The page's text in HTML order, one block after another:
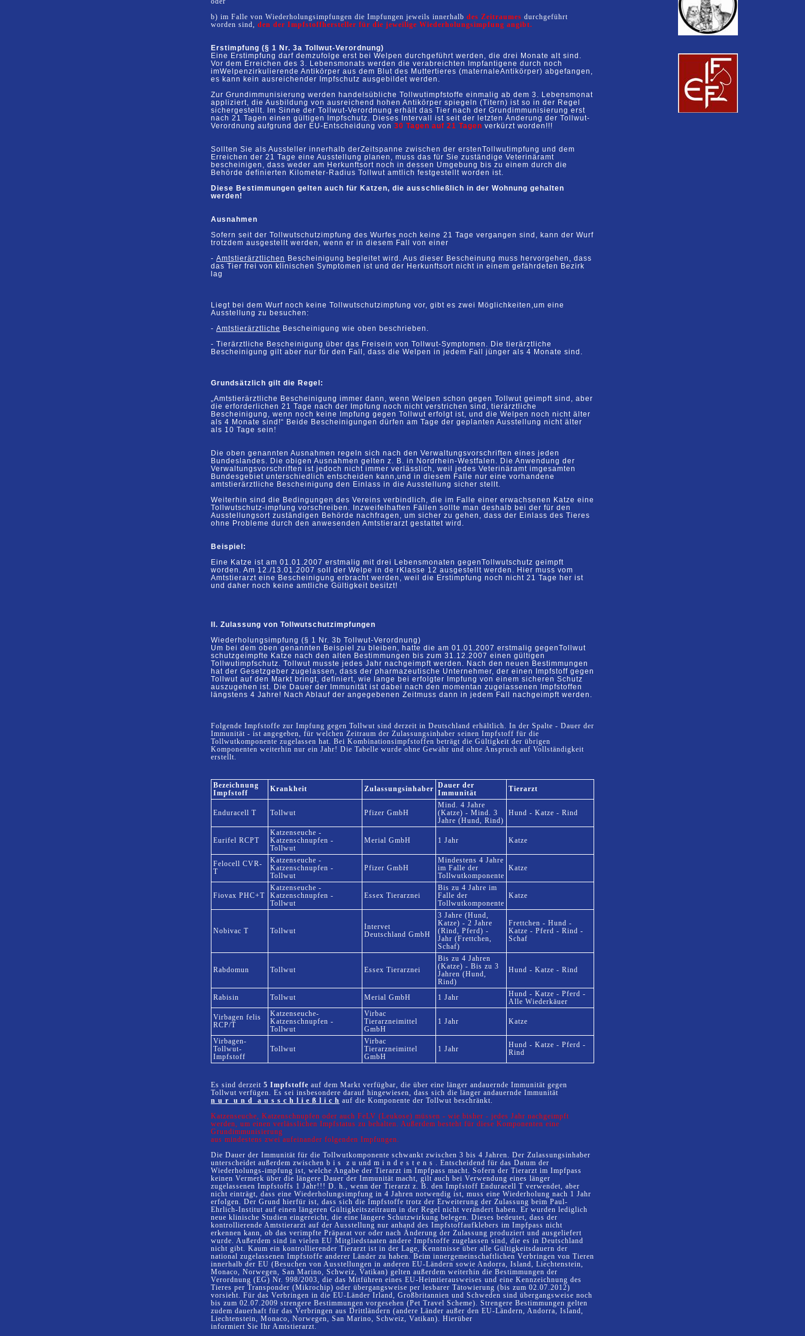
b) im Falle von Wiederholungsimpfungen die Impfungen jeweils innerhalb des Zeitraumes durchgeführt
worden sind, den der Impfstoffhersteller für die jeweilige Wiederholungsimpfung angibt.
Erstimpfung (§ 1 Nr. 3a Tollwut-Verordnung)
Eine Erstimpfung darf demzufolge erst bei Welpen durchgeführt werden, die drei Monate alt sind.
Vor dem Erreichen des 3. Lebensmonats werden die verabreichten Impfantigene durch noch
imWelpenzirkulierende Antikörper aus dem Blut des Muttertieres (maternaleAntikörper) abgefangen,
es kann kein ausreichender Impfschutz ausgebildet werden.
Zur Grundimmunisierung werden handelsübliche Tollwutimpfstoffe einmalig ab dem 3. Lebensmonat
appliziert, die Ausbildung von ausreichend hohen Antikörper spiegeln (Titern) ist so in der Regel
sichergestellt. Im Sinne der Tollwut-Verordnung erhält das Tier nach der Grundimmunisierung erst
nach 21 Tagen einen gültigen Impfschutz. Dieses Intervall ist seit der letzten Änderung der Tollwut-
Verordnung aufgrund der EU-Entscheidung von 30 Tagen auf 21 Tagen verkürzt worden!!!
Sollten Sie als Aussteller innerhalb derZeitspanne zwischen der erstenTollwutimpfung und dem
Erreichen der 21 Tage eine Ausstellung planen, muss das für Sie zuständige Veterinäramt
bescheinigen, dass weder am Herkunftsort noch in dessen Umgebung bis zu einem durch die
Behörde definierten Kilometer-Radius Tollwut amtlich festgestellt worden ist.
Diese Bestimmungen gelten auch für Katzen, die ausschließlich in der Wohnung gehalten
werden!
Ausnahmen
Sofern seit der Tollwutschutzimpfung des Wurfes noch keine 21 Tage vergangen sind, kann der Wurf
trotzdem ausgestellt werden, wenn er in diesem Fall von einer
- Amtstierärztlichen Bescheinigung begleitet wird. Aus dieser Bescheinung muss hervorgehen, dass
das Tier frei von klinischen Symptomen ist und der Herkunftsort nicht in einem gefährdeten Bezirk
lag
Liegt bei dem Wurf noch keine Tollwutschutzimpfung vor, gibt es zwei Möglichkeiten,um eine
Ausstellung zu besuchen:
- Amtstierärztliche Bescheinigung wie oben beschrieben.
- Tierärztliche Bescheinigung über das Freisein von Tollwut-Symptomen. Die tierärztliche
Bescheinigung gilt aber nur für den Fall, dass die Welpen in jedem Fall jünger als 4 Monate sind.
Grundsätzlich gilt die Regel:
„Amtstierärztliche Bescheinigung immer dann, wenn Welpen schon gegen Tollwut geimpft sind, aber
die erforderlichen 21 Tage nach der Impfung noch nicht verstrichen sind, tierärztliche
Bescheinigung, wenn noch keine Impfung gegen Tollwut erfolgt ist, und die Welpen noch nicht älter
als 4 Monate sind!“ Beide Bescheinigungen dürfen am Tage der geplanten Ausstellung nicht älter
als 10 Tage sein !
Die oben genannten Ausnahmen regeln sich nach den Verwaltungsvorschriften eines jeden
Bundeslandes. Die obigen Ausnahmen gelten z. B. in Nordrhein-Westfalen. Die Anwendung der
Verwaltungsvorschriften ist jedoch nicht immer verlässlich, weil jedes Veterinäramt imgesamten
Bundesgebiet unterschiedlich entscheiden kann,und in diesem Falle nur eine vorhandene
amtstierärztliche Bescheinigung den Einlass in die Ausstellung sicher stellt.
Weiterhin sind die Bedingungen des Vereins verbindlich, die im Falle einer erwachsenen Katze eine
Tollwutschutz-impfung vorschreiben. Inzweifelhaften Fällen sollte man deshalb bei der für den
Ausstellungsort zuständigen Behörde nachfragen, um sicher zu gehen, dass der Einlass des Tieres
ohne Probleme durch den anwesenden Amtstierarzt gestattet wird.
Beispiel:
Eine Katze ist am 01.01.2007 erstmalig mit drei Lebensmonaten gegenTollwutschutz geimpft
worden. Am 12./13.01.2007 soll der Welpe in de rKlasse 12 ausgestellt werden. Hier muss vom
Amtstierarzt eine Bescheinigung erbracht werden, weil die Erstimpfung noch nicht 21 Tage her ist
und daher noch keine amtliche Gültigkeit besitzt!
II. Zulassung von Tollwutschutzimpfungen
Wiederholungsimpfung (§ 1 Nr. 3b Tollwut-Verordnung)
Um bei dem oben genannten Beispiel zu bleiben, hatte die am 01.01.2007 erstmalig gegenTollwut
schutzgeimpfte Katze nach den alten Bestimmungen bis zum 31.12.2007 einen gültigen
Tollwutimpfschutz. Tollwut musste jedes Jahr nachgeimpft werden. Nach den neuen Bestimmungen
hat der Gesetzgeber zugelassen, dass der pharmazeutische Unternehmer, der einen Impfstoff gegen
Tollwut auf den Markt bringt, definiert, wie lange bei erfolgter Impfung von einem sicheren Schutz
auszugehen ist. Die Dauer der Immunität ist dabei nach den momentan zugelassenen Impfstoffen
längstens 4 Jahre! Nach Ablauf der angegebenen Zeitmuss dann in jedem Fall nachgeimpft werden.
Folgende Impfstoffe zur Impfung gegen Tollwut sind derzeit in Deutschland erhältlich. In der Spalte - Dauer der
Immunität - ist angegeben, für welchen Zeitraum der Zulassungsinhaber seinen Impfstoff für die
Tollwutkomponente zugelassen hat. Bei Kombinationsimpfstoffen beträgt die Gültigkeit der übrigen
Komponenten weiterhin nur ein Jahr! Die Tabelle wurde ohne Gewähr und ohne Anspruch auf Vollständigkeit
erstellt.
Bezeichnung
Impfstoff
Krankheit Zulassungsinhaber Dauer der
Immunität
Tierarzt
Enduracell T Tollwut Pfizer GmbH
Mind. 4 Jahre
(Katze) - Mind. 3
Jahre (Hund, Rind)
Hund - Katze - Rind
Eurifel RCPT
Katzenseuche -
Katzenschnupfen -
Tollwut
Merial GmbH 1 Jahr Katze
Felocell CVR-
T
Katzenseuche -
Katzenschnupfen -
Tollwut
Pfizer GmbH
Mindestens 4 Jahre
im Falle der
Tollwutkomponente
Katze
Fiovax PHC+T
Katzenseuche -
Katzenschnupfen -
Tollwut
Essex Tierarznei
Bis zu 4 Jahre im
Falle der
Tollwutkomponente
Katze
Nobivac T Tollwut
Intervet
Deutschland GmbH
3 Jahre (Hund,
Katze) - 2 Jahre
(Rind, Pferd) -
Jahr (Frettchen,
Schaf)
Frettchen - Hund -
Katze - Pferd - Rind -
Schaf
Rabdomun Tollwut Essex Tierarznei
Bis zu 4 Jahren
(Katze) - Bis zu 3
Jahren (Hund,
Rind)
Hund - Katze - Rind
Rabisin Tollwut Merial GmbH 1 Jahr
Hund - Katze - Pferd -
Alle Wiederkäuer
Virbagen felis
RCP/T
Katzenseuche-
Katzenschnupfen -
Tollwut
Virbac
Tierarzneimittel
GmbH
1 Jahr Katze
Virbagen-
Tollwut-
Impfstoff
Tollwut
Virbac
Tierarzneimittel
GmbH
1 Jahr
Hund - Katze - Pferd -
Rind
Es sind derzeit 5 Impfstoffe auf dem Markt verfügbar, die über eine länger andauernde Immunität gegen
Tollwut verfügen. Es sei insbesondere darauf hingewiesen, dass sich die länger andauernde Immunität
n u r u n d a u s s c h l i e ß l i c h auf die Komponente der Tollwut beschränkt.
Katzenseuche, Katzenschnupfen oder auch FeLV (Leukose) müssen - wie bisher - jedes Jahr nachgeimpft
werden, um einen verlässlichen Impfstatus zu behalten. Außerdem besteht für diese Komponenten eine
Grundimmunisierung
aus mindestens zwei aufeinander folgenden Impfungen.
Die Dauer der Immunität für die Tollwutkomponente schwankt zwischen 3 bis 4 Jahren. Der Zulassungsinhaber
unterscheidet außerdem zwischen b i s z u und m i n d e s t e n s . Entscheidend für das Datum der
Wiederholungs-impfung ist, welche Angabe der Tierarzt im Impfpass macht. Sofern der Tierarzt im Impfpass
keinen Vermerk über die längere Dauer der Immunität macht, gilt auch bei Verwendung eines länger
zugelassenen Impfstoffs 1 Jahr!!! D. h., wenn der Tierarzt z. B. den Impfstoff Enduracell T verwendet, aber
nicht einträgt, dass eine Wiederholungsimpfung in 4 Jahren notwendig ist, muss eine Wiederholung nach 1 Jahr
erfolgen. Der Grund hierfür ist, dass sich die Impfstoffe trotz der Erweiterung der Zulassung beim Paul-
Ehrlich-Institut auf einen längeren Gültigkeitszeitraum in der Regel nicht verändert haben. Er wurden lediglich
neue klinische Studien eingereicht, die eine längere Schutzwirkung belegen. Dieses bedeutet, dass der
kontrollierende Amtstierarzt auf der Ausstellung nur anhand des Impfstoffaufklebers im Impfpass nicht
erkennen kann, ob das verimpfte Präparat vor oder nach Änderung der Zulassung produziert und ausgeliefert
wurde. Außerdem sind in vielen EU Mitgliedstaaten andere Impfstoffe zugelassen sind, die es in Deutschland
nicht gibt. Kaum ein kontrollierender Tierarzt ist in der Lage, Kenntnisse über alle Gültigkeitsdauern der
national zugelassenen Impfstoffe anderer Länder zu haben. Beim innergemeinschaftlichen Verbringen von Tieren
innerhalb der EU (Besuchen von Ausstellungen in anderen EU-Ländern sowie Andorra, Island, Liechtenstein,
Monaco, Norwegen, San Marino, Schweiz, Vatikan) gelten außerdem weiterhin die Bestimmungen der
Verordnung (EG) Nr. 998/2003, die das Mitführen eines EU-Heimtierausweises und eine Kennzeichnung des
Tieres per Transponder (Mikrochip) oder übergangsweise per lesbarer Tätowierung (bis zum 02.07.2012)
vorsieht. Für das Verbringen in die EU-Länder Irland, Großbritannien und Schweden sind übergangsweise noch
bis zum 02.07.2009 strengere Bestimmungen vorgesehen (Pet Travel Scheme). Strengere Bestimmungen gelten
zudem dauerhaft für das Verbringen aus Drittländern (andere Länder außer den EU-Ländern, Andorra, Island,
Liechtenstein, Monaco, Norwegen, San Marino, Schweiz, Vatikan). Hierüber
informiert Sie Ihr Amtstierarzt.